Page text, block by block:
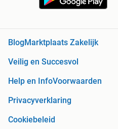
BlogMarktplaats Zakelijk
Veilig en Succesvol
Help en InfoVoorwaarden
Privacyverklaring
Cookiebeleid